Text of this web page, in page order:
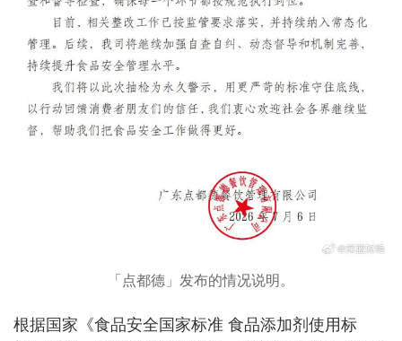
「点都德」发布的情况说明。
根据国家《食品安全国家标准 食品添加剂使用标